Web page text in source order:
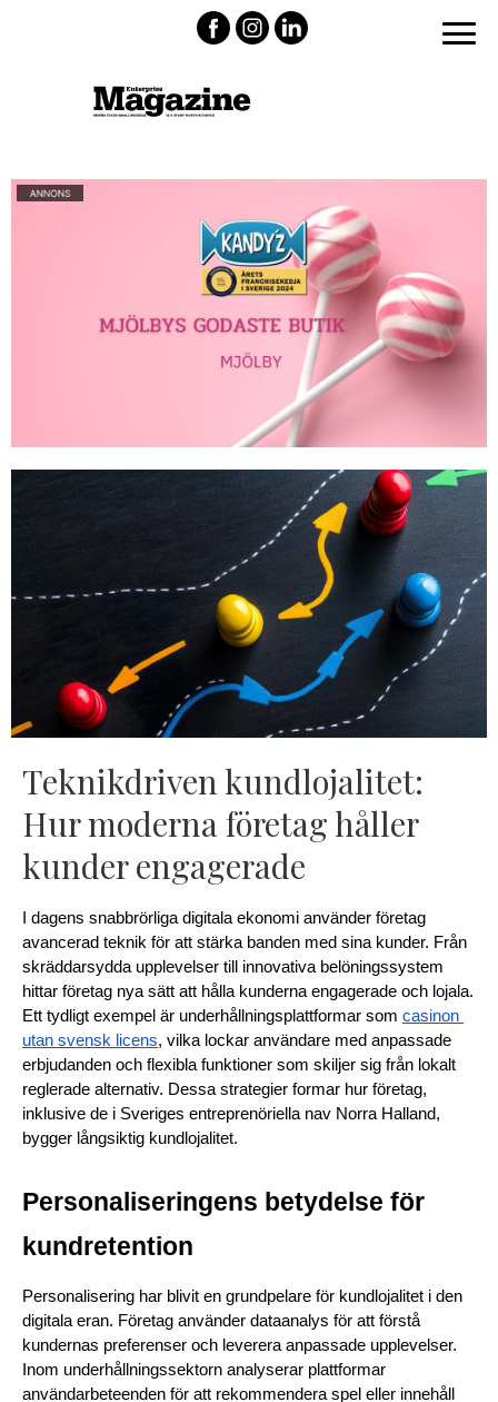
Teknikdriven kundlojalitet:
Hur moderna företag håller
kunder engagerade
I dagens snabbrörliga digitala ekonomi använder företag
avancerad teknik för att stärka banden med sina kunder. Från
skräddarsydda upplevelser till innovativa belöningssystem
hittar företag nya sätt att hålla kunderna engagerade och lojala.
Ett tydligt exempel är underhållningsplattformar som casinon
utan svensk licens, vilka lockar användare med anpassade
erbjudanden och flexibla funktioner som skiljer sig från lokalt
reglerade alternativ. Dessa strategier formar hur företag,
inklusive de i Sveriges entreprenöriella nav Norra Halland,
bygger långsiktig kundlojalitet.
Personaliseringens betydelse för
kundretention
Personalisering har blivit en grundpelare för kundlojalitet i den
digitala eran. Företag använder dataanalys för att förstå
kundernas preferenser och leverera anpassade upplevelser.
Inom underhållningssektorn analyserar plattformar
användarbeteenden för att rekommendera spel eller innehåll